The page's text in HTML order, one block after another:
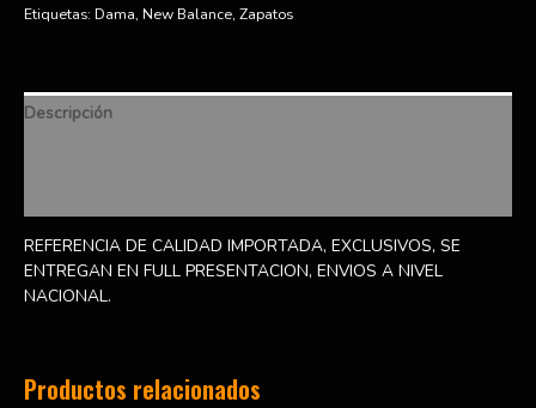
Etiquetas: Dama, New Balance, Zapatos
Descripción
REFERENCIA DE CALIDAD IMPORTADA, EXCLUSIVOS, SE
ENTREGAN EN FULL PRESENTACION, ENVIOS A NIVEL
NACIONAL.
Productos relacionados